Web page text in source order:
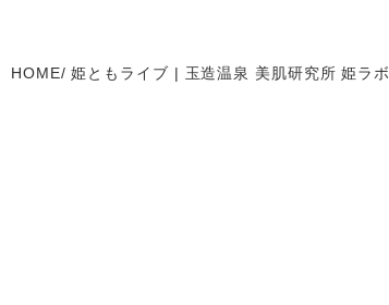
HOME 姫ともライブ | 玉造温泉 美肌研究所 姫ラボ